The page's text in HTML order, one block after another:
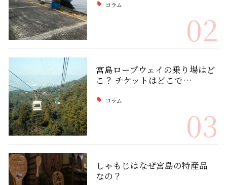
コラム
02
宮島ロープウェイの乗り場はど
こ？ チケットはどこで…
コラム
03
しゃもじはなぜ宮島の特産品
なの？